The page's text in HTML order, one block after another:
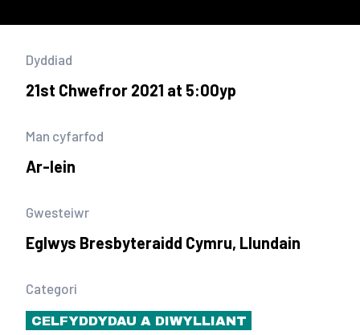
Dyddiad
21st Chwefror 2021 at 5:00yp
Man cyfarfod
Ar-lein
Gwesteiwr
Eglwys Bresbyteraidd Cymru, Llundain
Categori
CELFYDDYDAU A DIWYLLIANT